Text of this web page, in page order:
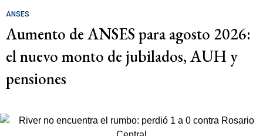
ANSES
Aumento de ANSES para agosto 2026:
el nuevo monto de jubilados, AUH y
pensiones